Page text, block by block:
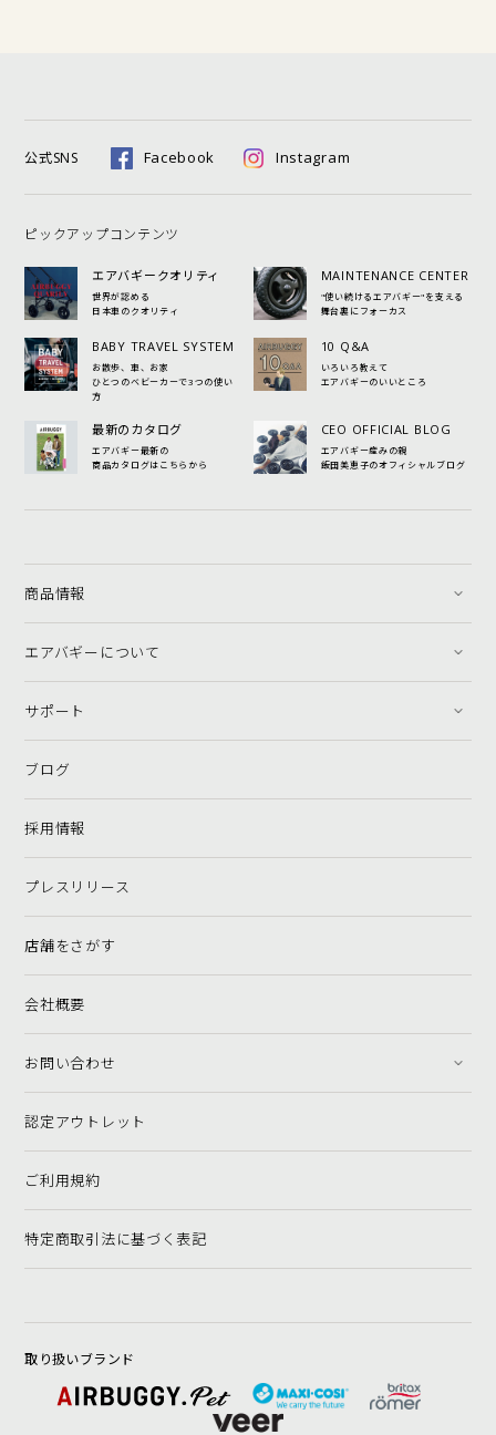
公式SNS Facebook Instagram
ピックアップコンテンツ
エアバギークオリティ
世界が認める
日本車のクオリティ
MAINTENANCE CENTER
"使い続けるエアバギー"を支える
舞台裏にフォーカス
BABY TRAVEL SYSTEM
お散歩、車、お家
ひとつのベビーカーで3つの使い
方
10 Q&A
いろいろ教えて
エアバギーのいいところ
最新のカタログ
エアバギー最新の
商品カタログはこちらから
CEO OFFICIAL BLOG
エアバギー産みの親
飯田美恵子のオフィシャルブログ
商品情報
エアバギーについて
サポート
ブログ
採用情報
プレスリリース
店舗をさがす
会社概要
お問い合わせ
認定アウトレット
ご利用規約
特定商取引法に基づく表記
取り扱いブランド